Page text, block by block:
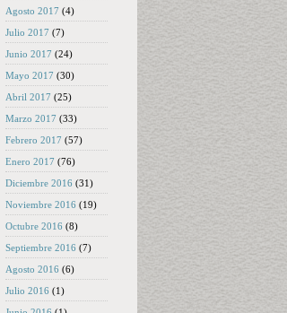
Agosto 2017 (4)
Julio 2017 (7)
Junio 2017 (24)
Mayo 2017 (30)
Abril 2017 (25)
Marzo 2017 (33)
Febrero 2017 (57)
Enero 2017 (76)
Diciembre 2016 (31)
Noviembre 2016 (19)
Octubre 2016 (8)
Septiembre 2016 (7)
Agosto 2016 (6)
Julio 2016 (1)